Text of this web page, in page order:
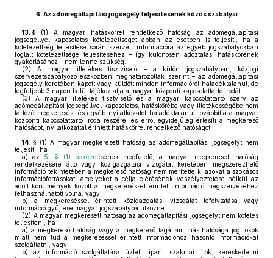
6. Az adómegállapítási jogsegély teljesítésének közös szabályai
13. § (1)
A magyar hatáskörrel rendelkező hatóság az adómegállapítási
jogsegéllyel kapcsolatos kötelezettséget abban az esetben is teljesíti, ha a
kötelezettség teljesítése során szerzett információra az egyéb jogszabályokban
foglalt kötelezettsége teljesítéséhez – így különösen adóztatási hatáskörének
gyakorlásához – nem lenne szükség.
(2) A magyar illetékes tisztviselő – a külön jogszabályban, közjogi
szervezetszabályozó eszközben meghatározottak szerint – az adómegállapítási
jogsegély keretében kapott vagy küldött minden információról haladéktalanul, de
legfeljebb 3 napon belül tájékoztatja a magyar központi kapcsolattartó irodát.
(3) A magyar illetékes tisztviselő és a magyar kapcsolattartó szerv az
adómegállapítási jogsegéllyel kapcsolatos, hatáskörébe vagy illetékességébe nem
tartozó megkeresést és egyéb nyilatkozatot haladéktalanul továbbítja a magyar
központi kapcsolattartó iroda részére, és erről egyidejűleg értesíti a megkereső
hatóságot, nyilatkozattal érintett hatáskörrel rendelkező hatóságot.
14. § (1) A magyar megkeresett hatóság az adómegállapítási jogsegélyt nem
teljesíti, ha
a) az 5. § (1) bekezdésének megfelelő, a magyar megkeresett hatóság
rendelkezésére álló vagy közigazgatási vizsgálat keretében megszerezhető
információ tekintetében a megkereső hatóság nem merítette ki azokat a szokásos
információforrásokat, amelyeket a célja elérésének veszélyeztetése nélkül az
adott körülmények között a megkereséssel érintett információ megszerzéséhez
felhasználhatott volna, vagy
b) a megkereséssel érintett közigazgatási vizsgálat lefolytatása vagy
információ gyűjtése magyar jogszabályba ütközne.
(2) A magyar megkeresett hatóság az adómegállapítási jogsegélyt nem köteles
teljesíteni, ha
a) a megkereső hatóság vagy a megkereső tagállam más hatósága jogi okok
miatt nem tud a megkereséssel érintett információhoz hasonló információkat
szolgáltatni, vagy
b) az információ szolgáltatása üzleti, ipari, szakmai titok, kereskedelmi